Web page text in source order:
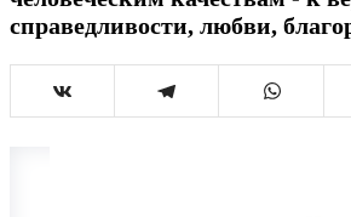
справедливости, любви,